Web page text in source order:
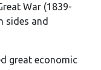
War (1839-
sides and
great economic